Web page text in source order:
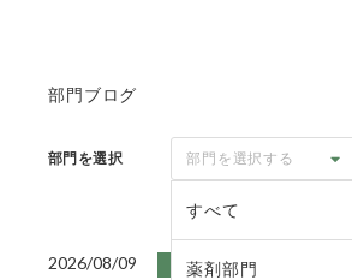
部門ブログ
部門を選択 部門を選択する
すべて
薬剤部門
2026/08/09 栄養部門